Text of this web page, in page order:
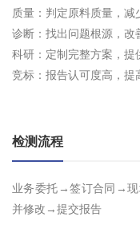
质量：判定原料质量，减
诊断：找出问题根源，改
科研：定制完整方案，提
竞标：报告认可度高，提
检测流程
业务委托→签订合同→
并修改→提交报告